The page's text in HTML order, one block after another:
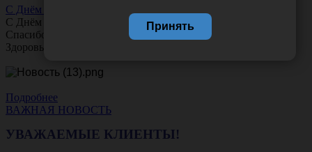
С Днём Офтальмолога!
С Днём
Спасибо за ясное зрение и заботу о пациентах.
Здоровья вам и новых профессиональных побед!
Подробнее
ВАЖНАЯ НОВОСТЬ
УВАЖАЕМЫЕ КЛИЕНТЫ!
Принять